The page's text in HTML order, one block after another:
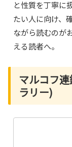
と性質を丁寧に
たい人に向け、
ながら読むのが
える読者へ。
マルコフ
ラリー)